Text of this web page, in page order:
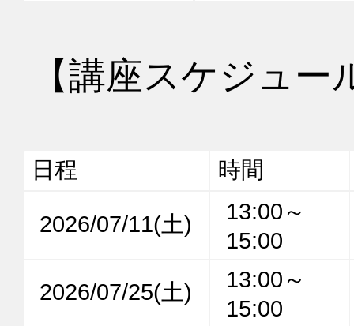
【講座スケジュー
日程 時間
2026/07/11(土)
13:00～
15:00
2026/07/25(土)
13:00～
15:00